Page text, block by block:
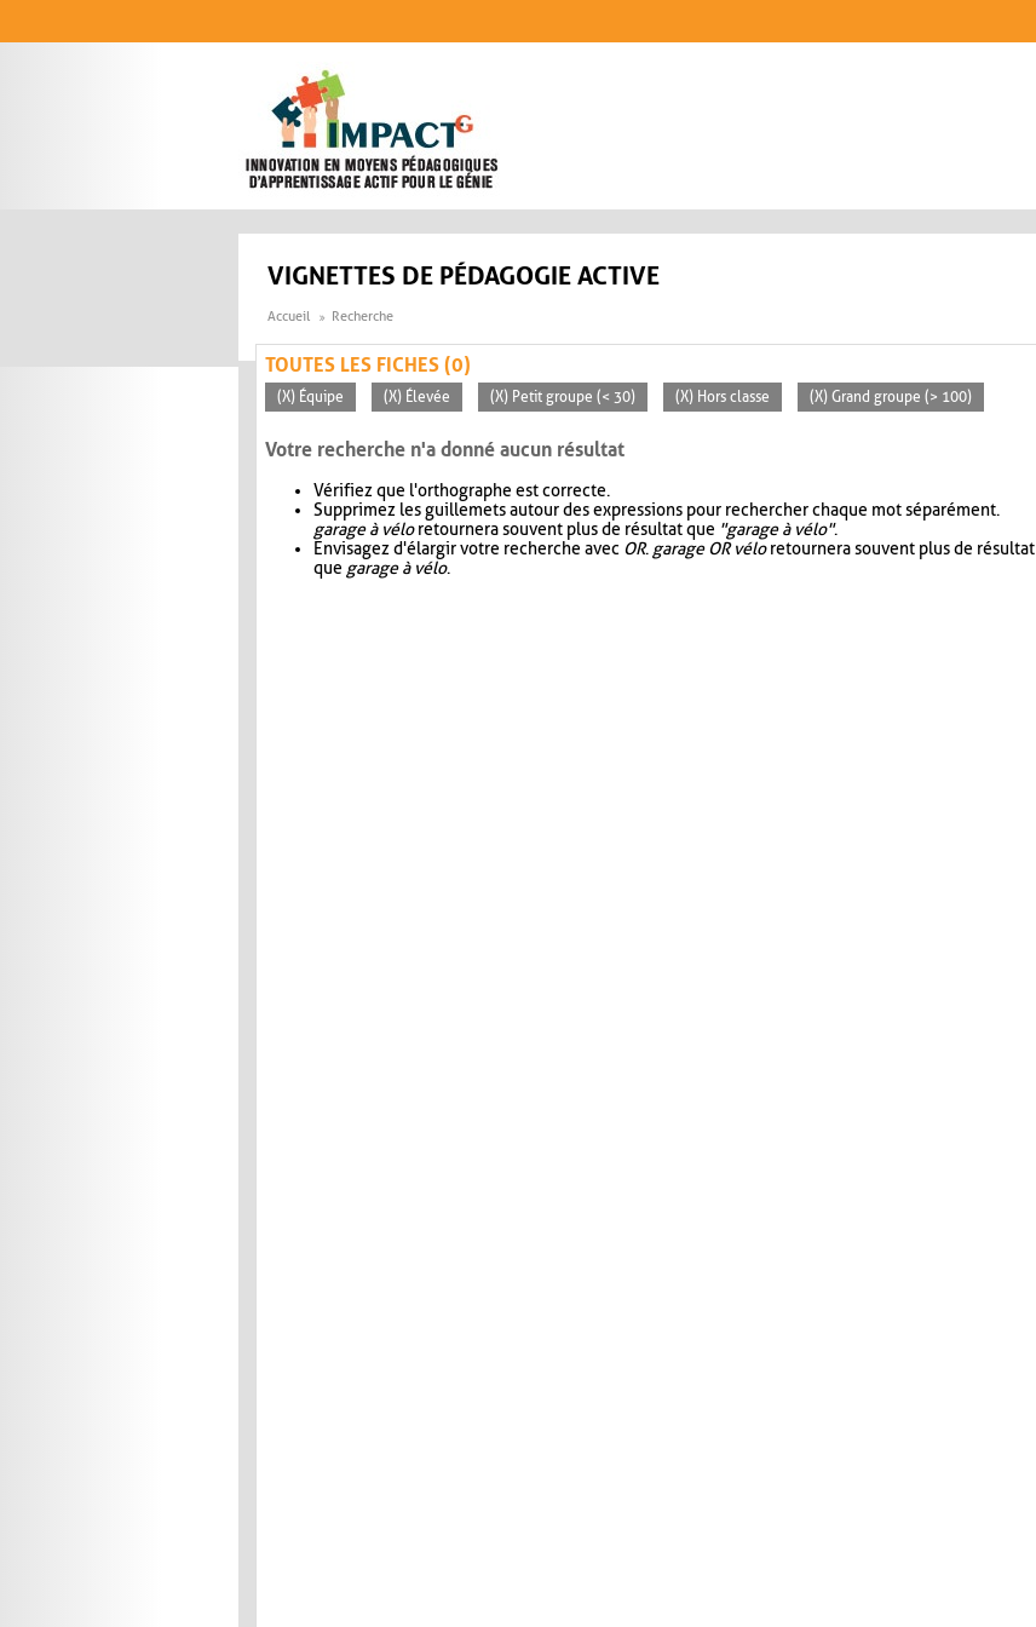
VIGNETTES DE PÉDAGOGIE ACTIVE
Accueil Recherche
TOUTES LES FICHES (0)
(X) Équipe (X) Élevée (X) Petit groupe (< 30) (X) Hors classe (X) Grand groupe (> 100)
Votre recherche n'a donné aucun résultat
Vérifiez que l'orthographe est correcte.
Supprimez les guillemets autour des expressions pour rechercher chaque mot séparément.
garage à véloretournera souvent plus de résultat que "garage à vélo".
Envisagez d'élargir votre recherche avec OR. garage OR véloretournera souvent plus de résultat
que garage à vélo.